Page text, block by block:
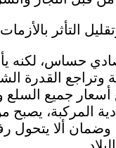
حساس، لكنه
وتراجع القدرة
أسعار جميع
المركبة، يصبح
ألا يتحول